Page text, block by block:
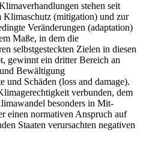
stehen seit
Klimaschutz (mitigation) und zur
Veränderungen (adaptation)
Maße, in dem die
selbst­gesteckten Zielen in diesen
gewinnt ein dritter Bereich an
Bewältigung
und Schäden (loss and damage).
verbunden, dem
besonders in Mit­
einen nor­mativen Anspruch auf
Staaten verursachten nega­tiven